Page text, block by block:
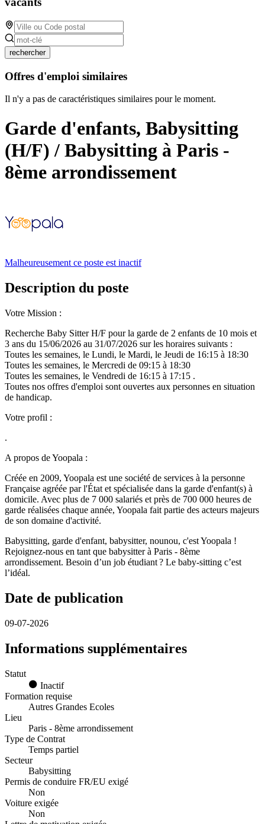
rechercher
Offres d'emploi similaires
Il n'y a pas de caractéristiques similaires pour le moment.
Garde d'enfants, Babysitting
(H/F) / Babysitting à Paris -
8ème arrondissement
Malheureusement ce poste est inactif
Description du poste
Votre Mission :
Recherche Baby Sitter H/F pour la garde de 2 enfants de 10 mois et
3 ans du 15/06/2026 au 31/07/2026 sur les horaires suivants :
Toutes les semaines, le Lundi, le Mardi, le Jeudi de 16:15 à 18:30
Toutes les semaines, le Mercredi de 09:15 à 18:30
Toutes les semaines, le Vendredi de 16:15 à 17:15 .
Toutes nos offres d'emploi sont ouvertes aux personnes en situation
de handicap.
Votre profil :
.
A propos de Yoopala :
Créée en 2009, Yoopala est une société de services à la personne
Française agréée par l'État et spécialisée dans la garde d'enfant(s) à
domicile. Avec plus de 7 000 salariés et près de 700 000 heures de
garde réalisées chaque année, Yoopala fait partie des acteurs majeurs
de son domaine d'activité.
Babysitting, garde d'enfant, babysitter, nounou, c'est Yoopala !
Rejoignez-nous en tant que babysitter à Paris - 8ème
arrondissement. Besoin d’un job étudiant ? Le baby-sitting c’est
l’idéal.
Date de publication
09-07-2026
Informations supplémentaires
Statut
Inactif
Formation requise
Autres Grandes Ecoles
Lieu
Paris - 8ème arrondissement
Type de Contrat
Temps partiel
Secteur
Babysitting
Permis de conduire FR/EU exigé
Non
Voiture exigée
Non